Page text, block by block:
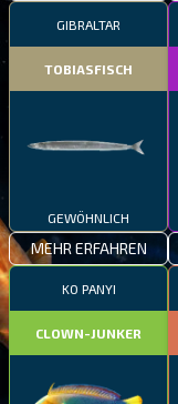
GIBRALTAR
TOBIASFISCH
GEWÖHNLICH
MEHR ERFAHREN
KO PANYI
CLOWN-JUNKER